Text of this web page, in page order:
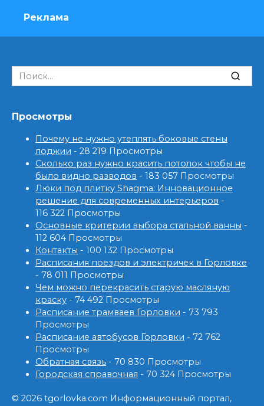
Реклама
Search
for:
Просмотры
Почему не нужно утеплять боковые стены
лоджии - 28 219 Просмотры
Сколько раз нужно красить потолок чтобы не
было видно разводов - 183 057 Просмотры
Люки под плитку Shagma: Инновационное
решение для современных интерьеров -
116 322 Просмотры
Основные критерии выбора стальной ванны -
112 604 Просмотры
Контакты - 100 132 Просмотры
Расписания поездов и электричек в Горловке
- 78 011 Просмотры
Чем можно перекрасить старую масляную
краску - 74 492 Просмотры
Расписание трамваев Горловки - 73 793
Просмотры
Расписание автобусов Горловки - 72 762
Просмотры
Обратная связь - 70 830 Просмотры
Городская справочная - 70 324 Просмотры
© 2026 tgorlovka.com Информационный портал,